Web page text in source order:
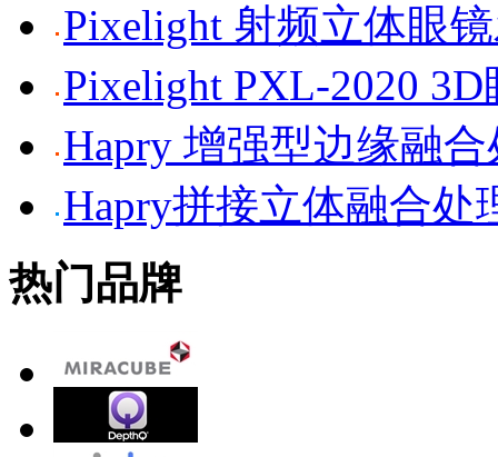
Pixelight 射频立体眼
Pixelight PXL-2020 3D
Hapry 增强型边缘融
Hapry拼接立体融合处
热门品牌